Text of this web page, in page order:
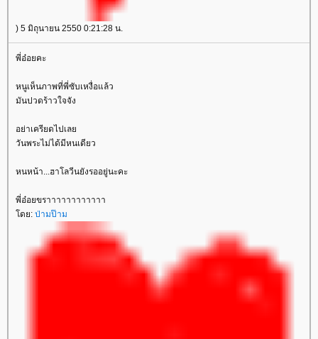
) 5 มิถุนายน 2550 0:21:28 น.
พี่อ๋อยคะ
หนูเห็นภาพที่พี่ซับเหงื่อแล้ว
มันปวดร้าวใจจัง
อย่าเครียดไปเล
วันพระไม่ได้มีหนเดียว
หนหน้า...ฮาโลวีนยังรออยู่นะคะ
พี่อ๋อยขราาาาาาาาาาาา
ดย: ป่ามป๊าม